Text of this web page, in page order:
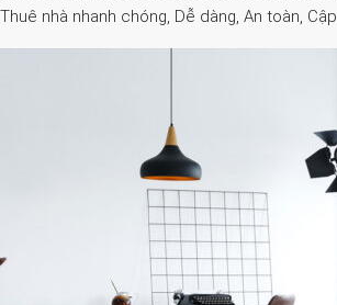
Thuê nhà nhanh chóng, Dễ dàng, An toàn,